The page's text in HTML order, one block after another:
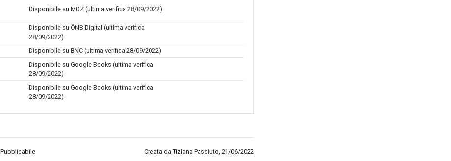
Disponibile su MDZ (ultima verifica 28/09/2022)
Disponibile su ÖNB Digital (ultima verifica
28/09/2022)
Disponibile su BNC (ultima verifica 28/09/2022)
Disponibile su Google Books (ultima verifica
28/09/2022)
Disponibile su Google Books (ultima verifica
28/09/2022)
Pubblicabile Creata da Tiziana Pasciuto, 21/06/2022